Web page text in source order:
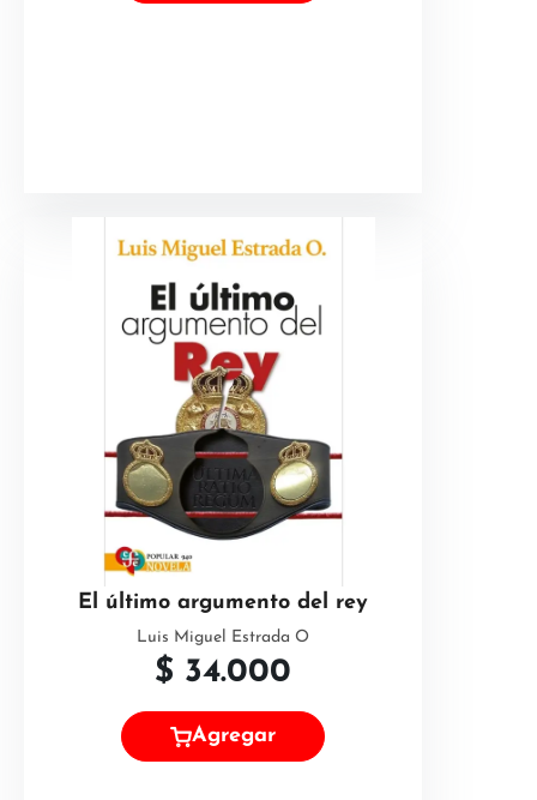
El último argumento del rey
Luis Miguel Estrada O
$ 34.000
Agregar